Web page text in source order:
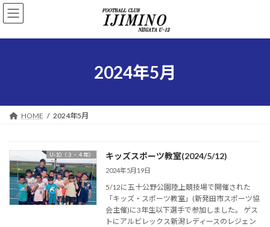
コ
ン
ン
ナ
ビ
ー
2024年5月
HOME 2024年5月
U-10（３・４年） キッズスポーツ教室(2024/5/12)
2024年5月19日
5/12に五十公野公園陸上競技場で開催された
「キッズ・スポーツ教室」(新発田市スポーツ協
会主催)に3年生以下選手で参加しました。 ゲス
トにアルビレックス新潟レディースのレジェン